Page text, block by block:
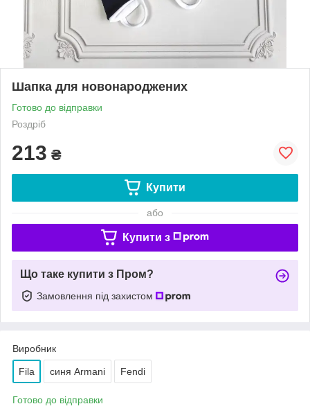
Шапка для новонароджених
Готово до відправки
Роздріб
213 ₴
Купити
або
Купити з
Що таке купити з Пром?
Замовлення під захистом
Виробник
Fila синя Armani Fendi
Готово до відправки